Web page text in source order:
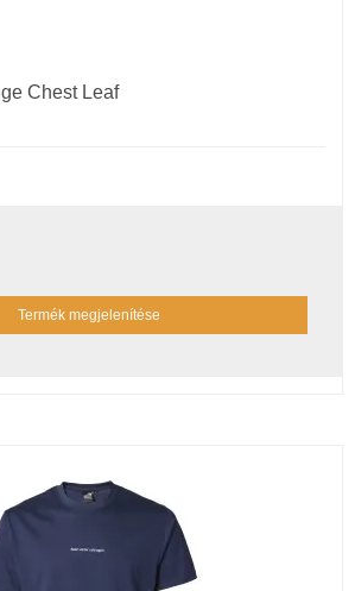
Chest Leaf
Termék megjelenítése